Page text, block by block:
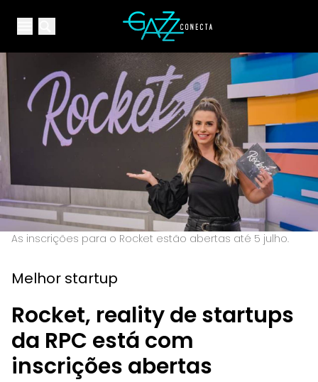
Open main menuYour Company
As inscrições para o Rocket estão abertas até 5 julho.
Melhor startup
Rocket, reality de startups
da RPC está com
inscrições abertas